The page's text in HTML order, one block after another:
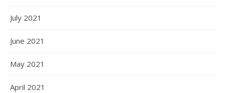
July 2021
June 2021
May 2021
April 2021